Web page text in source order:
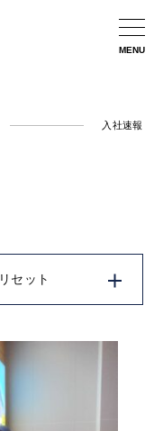
入社速報
リセット